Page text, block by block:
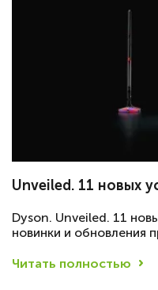
Unveiled. 11 новых
Dyson. Unveiled. 11
новинки и обновления
Читать полностью